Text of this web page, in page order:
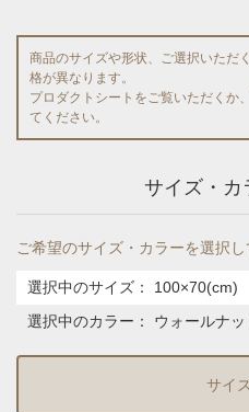
商品のサイズや形状、ご選択いただ
格が異なります。
プロダクトシートをご覧いただくか
てください。
サイズ・カ
ご希望のサイズ・カラーを選択
選択中のサイズ：
100×70(cm)
選択中のカラー：
ウォールナッ
サイ